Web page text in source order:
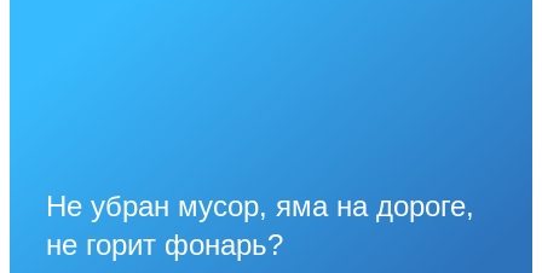
Не убран мусор, яма на дороге,
не горит фонарь?